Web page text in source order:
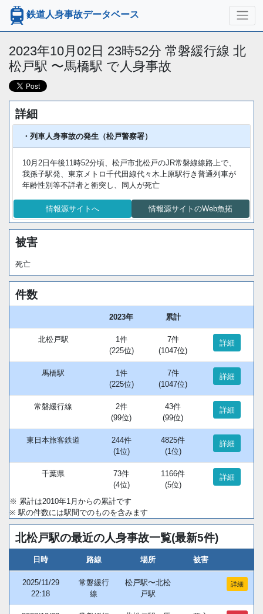
鉄道人身事故データベース
2023年10月02日 23時52分 常磐緩行線 北
松戸駅 〜馬橋駅 で人身事故
詳細
・列車人身事故の発生（松戸警察署）
10月2日午後11時52分頃、松戸市北松戸のJR常磐線線路上で、
我孫子駅発、東京メトロ千代田線代々木上原駅行き普通列車が
年齢性別等不詳者と衝突し、同人が死亡
情報源サイトへ 情報源サイトのWeb魚拓
被害
死亡
件数
2023年 累計
北松戸駅
1件
(225位)
7件
(1047位)
詳細
馬橋駅
1件
(225位)
7件
(1047位)
詳細
常磐緩行線
2件
(99位)
43件
(99位)
詳細
東日本旅客鉄道
244件
(1位)
4825件
(1位)
詳細
千葉県
73件
(4位)
1166件
(5位)
詳細
※ 累計は2010年1月からの累計です
※ 駅の件数には駅間でのものを含みます
北松戸駅の最近の人身事故一覧(最新5件)
日時 路線 場所 被害
2025/11/29
22:18
常磐緩行
線
松戸駅〜北松
戸駅
詳細